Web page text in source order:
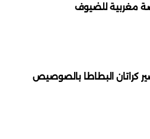
مغربية للضيوف
كراتان البطاطا بالصوصيص